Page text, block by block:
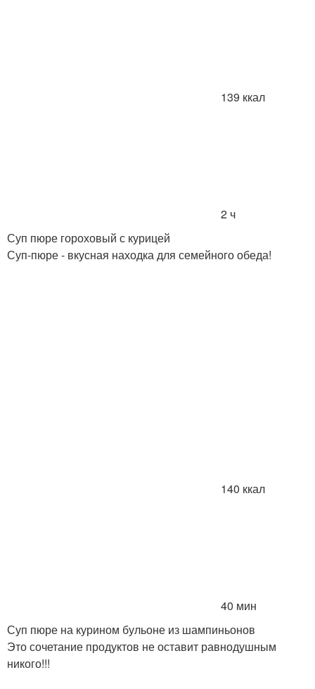
139 ккал
2 ч
Суп пюре гороховый с курицей
Суп-пюре - вкусная находка для семейного обеда!
140 ккал
40 мин
Суп пюре на курином бульоне из шампиньонов
Это сочетание продуктов не оставит равнодушным
никого!!!